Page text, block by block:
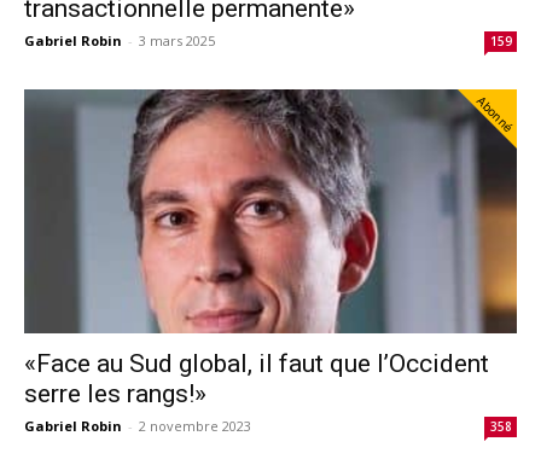
transactionnelle permanente»
Gabriel Robin - 3 mars 2025 159
Abonné
«Face au Sud global, il faut que l’Occident
serre les rangs!»
Gabriel Robin - 2 novembre 2023 358